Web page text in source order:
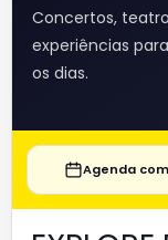
Concertos,
experiências
os dias.
Agenda